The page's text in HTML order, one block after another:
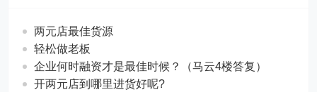
两元店最佳货源
轻松做老板
企业何时融资才是最佳时候？（马云4楼答复）
开两元店到哪里进货好呢?